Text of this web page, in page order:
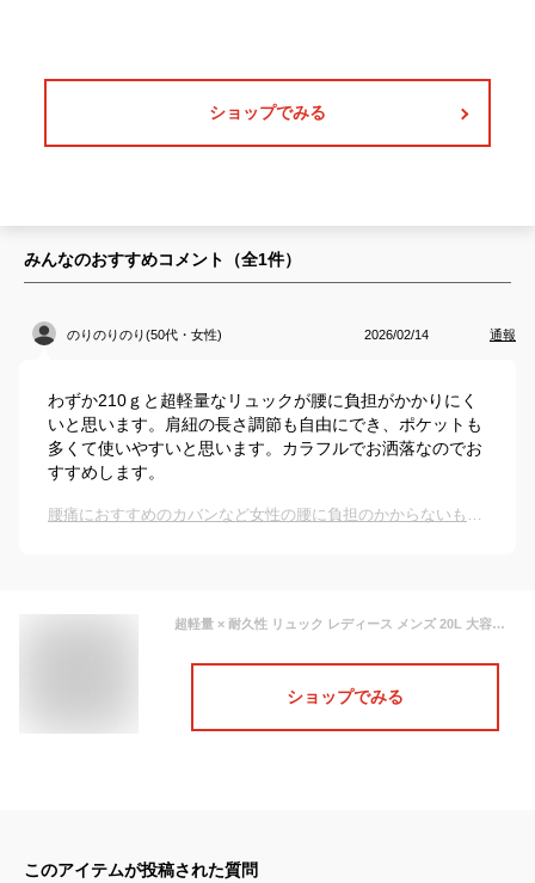
ショップでみる
みんなのおすすめコメント（全1件）
のりのりのり(50代・女性) 2026/02/14 通報
わずか210ｇと超軽量なリュックが腰に負担がかかりにく
いと思います。肩紐の長さ調節も自由にでき、ポケットも
多くて使いやすいと思います。カラフルでお洒落なのでお
すすめします。
腰痛におすすめのカバンなど女性の腰に負担のかからないものは？
超軽量 × 耐久性 リュック レディース メンズ 20L 大容量 防水 撥水 ノートPC バイク 大学生 リュック おしゃれ 丈夫 頑丈 耐久性 タフ 軽い 軽量 収納 人気 リュックサック ビジネス 通勤 通学 出張 旅行 収納
ショップでみる
このアイテムが投稿された質問